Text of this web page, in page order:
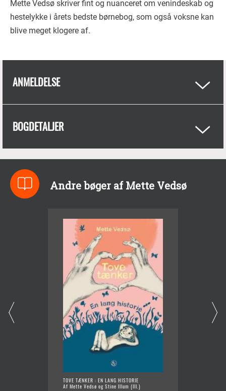
Mette Vedsø skriver fint og nuanceret om venindeskab og
hestelykke i årets bedste børnebog, som også voksne kan
blive meget klogere af.
ANMELDELSE
BOGDETALJER
Andre bøger af Mette Vedsø
TOVE TÆNKER : EN LANG HISTORIE
Af Mette Vedsø og Stine Illum (Ill.)